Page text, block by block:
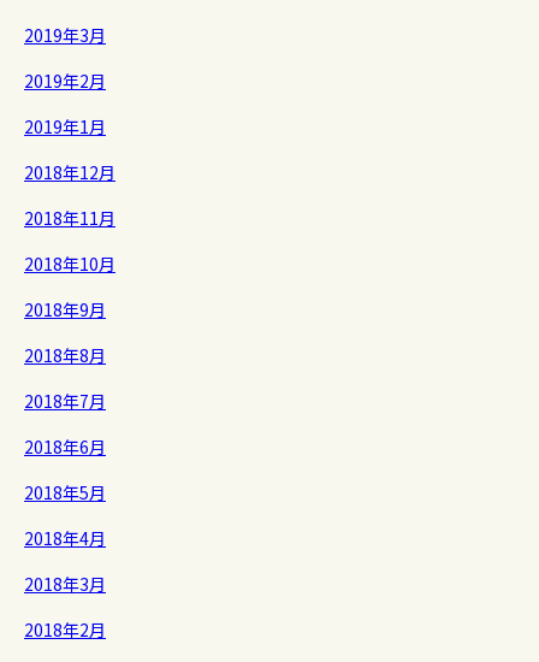
2019年3月
2019年2月
2019年1月
2018年12月
2018年11月
2018年10月
2018年9月
2018年8月
2018年7月
2018年6月
2018年5月
2018年4月
2018年3月
2018年2月